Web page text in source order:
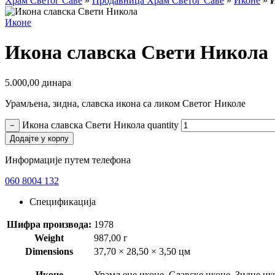
Иконе
Икона славска Свети Никола
5.000,00 динара
Урамљена, зидна, славска икона са ликом Светог Николе
− Икона славска Свети Никола quantity
Додајте у корпу
Информације путем телефона
060 8004 132
Спецификација
Шифра производа: 1978
Weight
987,00 г
Dimensions
37,70 × 28,50 × 3,50 цм